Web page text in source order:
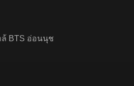
ล้ BTS อ่อนนุช